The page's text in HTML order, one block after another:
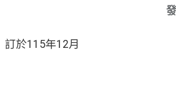
於115年12月